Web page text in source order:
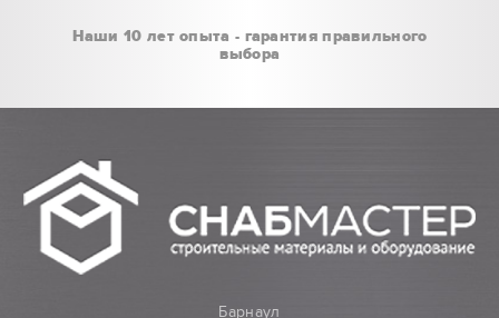
Наши 10 лет опыта - гарантия правильного
выбора
Барнаул